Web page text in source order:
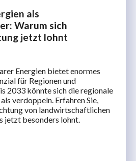
als
Warum sich
jetzt lohnt
Energien bietet enormes
für Regionen und
2033 könnte sich die regionale
verdoppeln. Erfahren Sie,
von landwirtschaftlichen
jetzt besonders lohnt.